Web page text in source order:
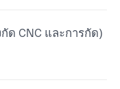
กัด CNC และการกัด)